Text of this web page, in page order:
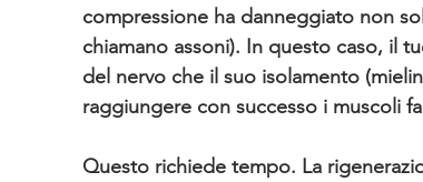
compressione ha danneggiato non
chiamano assoni). In questo caso, il
del nervo che il suo isolamento
raggiungere con successo i muscoli
Questo richiede tempo. La